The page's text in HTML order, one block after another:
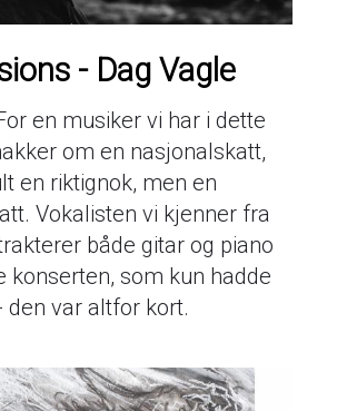
- Dag Vagle
en musiker vi har i dette
om en nasjonalskatt,
en riktignok, men en
Vokalisten vi kjenner fra
både gitar og piano
konserten, som kun hadde
den var altfor kort.